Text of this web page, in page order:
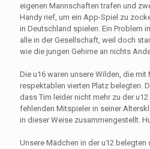
eigenen Mannschaften trafen und
Handy rief, um ein App-Spiel zu
in Deutschland spielen. Ein Problem
alle in der Gesellschaft, weil doch
wie die jungen Gehirne an nichts
Die u16 waren unsere Wilden, die mit
respektablen vierten Platz belegten.
dass Tim leider nicht mehr zu der
fehlenden Mitspieler in seiner
in dieser Weise zusammengestellt.
Unsere Mädchen in der u12 belegten